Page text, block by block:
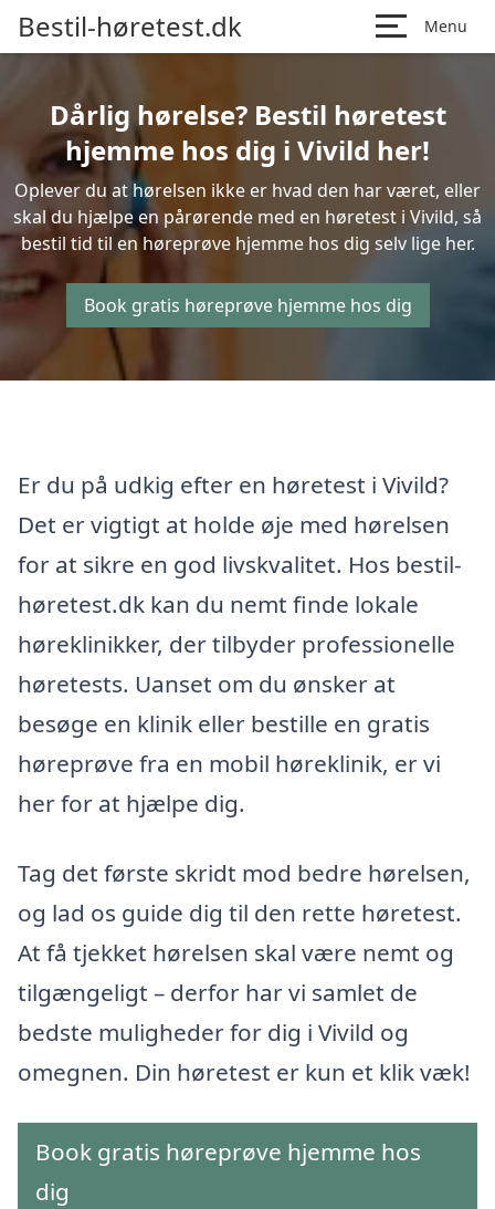
Bestil-høretest.dk Menu
Dårlig hørelse? Bestil høretest
hjemme hos dig i Vivild her!
Oplever du at hørelsen ikke er hvad den har været, eller
skal du hjælpe en pårørende med en høretest i Vivild, så
bestil tid til en høreprøve hjemme hos dig selv lige her.
Book gratis høreprøve hjemme hos dig
Er du på udkig efter en høretest i Vivild?
Det er vigtigt at holde øje med hørelsen
for at sikre en god livskvalitet. Hos bestil-
høretest.dk kan du nemt finde lokale
høreklinikker, der tilbyder professionelle
høretests. Uanset om du ønsker at
besøge en klinik eller bestille en gratis
høreprøve fra en mobil høreklinik, er vi
her for at hjælpe dig.
Tag det første skridt mod bedre hørelsen,
og lad os guide dig til den rette høretest.
At få tjekket hørelsen skal være nemt og
tilgængeligt – derfor har vi samlet de
bedste muligheder for dig i Vivild og
omegnen. Din høretest er kun et klik væk!
Book gratis høreprøve hjemme hos
dig